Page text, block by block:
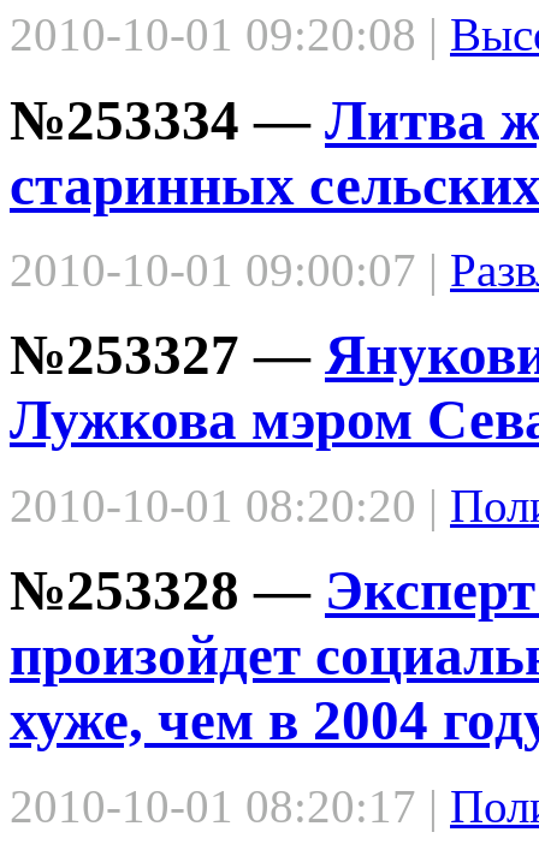
2010-10-01 09:20:08 |
№253334 — Литва
старинных
2010-10-01 09:00:07 |
№253327 —
Лужкова мэром
2010-10-01 08:20:20 |
№253328 —
произойдет
хуже, чем в 2004
2010-10-01 08:20:17 |